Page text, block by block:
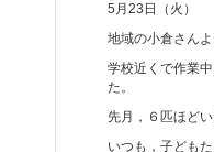
5月23日（火）
地域の小倉さん
学校近くで作業
た。
先月，６匹ほど
いつも，子ども